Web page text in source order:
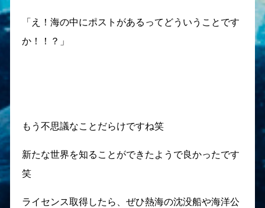
「え！海の中にポストがあるってどういうことです
か！！？」
もう不思議なことだらけですね笑
新たな世界を知ることができたようで良かったです
笑
ライセンス取得したら、ぜひ熱海の沈没船や海洋公